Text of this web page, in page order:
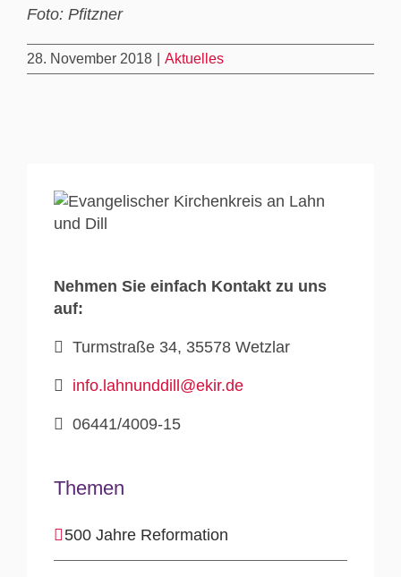
Foto: Pfitzner
28. November 2018 Aktuelles
Nehmen Sie einfach Kontakt zu uns
auf:
Turmstraße 34, 35578 Wetzlar
info.lahnunddill@ekir.de
06441/4009-15
Themen
500 Jahre Reformation